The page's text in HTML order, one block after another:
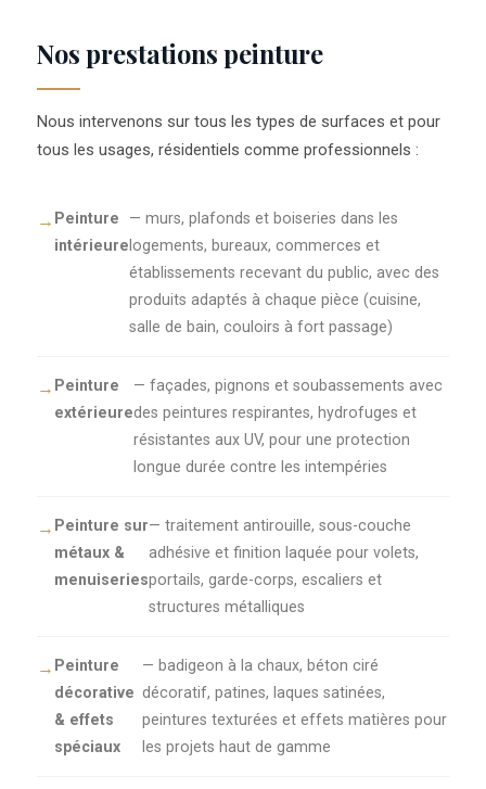
Nos prestations peinture
Nous intervenons sur tous les types de surfaces et pour
tous les usages, résidentiels comme professionnels :
Peinture
intérieure
— murs, plafonds et boiseries dans les
logements, bureaux, commerces et
établissements recevant du public, avec des
produits adaptés à chaque pièce (cuisine,
salle de bain, couloirs à fort passage)
Peinture
extérieure
— façades, pignons et soubassements avec
des peintures respirantes, hydrofuges et
résistantes aux UV, pour une protection
longue durée contre les intempéries
Peinture sur
métaux &
menuiseries
— traitement antirouille, sous-couche
adhésive et finition laquée pour volets,
portails, garde-corps, escaliers et
structures métalliques
Peinture
décorative
& effets
spéciaux
— badigeon à la chaux, béton ciré
décoratif, patines, laques satinées,
peintures texturées et effets matières pour
les projets haut de gamme